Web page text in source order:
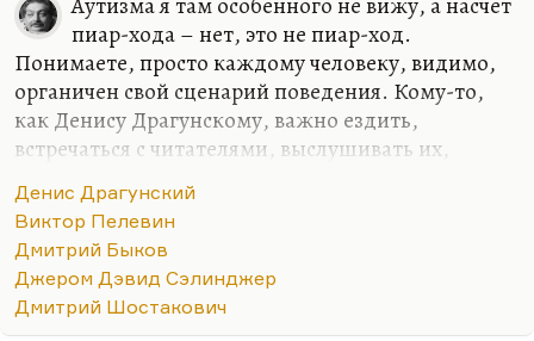
пиар-хода – нет, это не пиар-ход.
Понимаете, просто каждому человеку, видимо,
органичен свой сценарий поведения. Кому-то,
как Денису Драгунскому, важно ездить,
встречаться с читателями, выслушивать их,
видел, как Драгунский общается с аудиторией:
для него это такое же наслаждение, как для меня
вести урок. Он пропитывается чужими
историями, чужими настроениями. Это его
способ познания мира.
Денис Драгунский
Виктор Пелевин
Дмитрий Быков
Джером Дэвид Сэлинджер
Дмитрий Шостакович